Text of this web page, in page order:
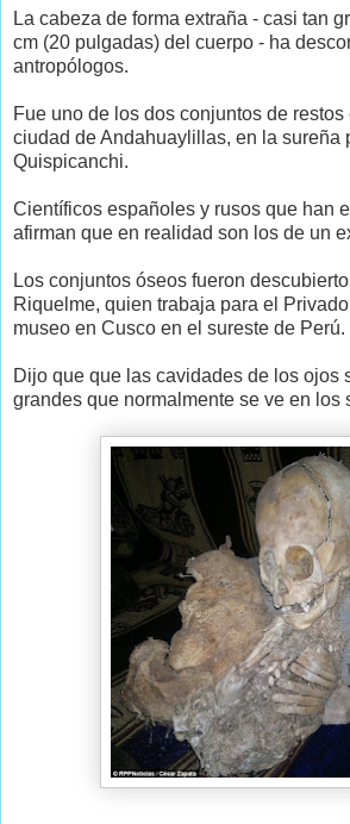
La cabeza de forma extraña - casi tan
cm (20 pulgadas) del cuerpo - ha
antropólogos.
Fue uno de los dos conjuntos de
ciudad de Andahuaylillas, en la sureña
Quispicanchi.
Científicos españoles y rusos que han
afirman que en realidad son los de un
Los conjuntos óseos fueron
Riquelme, quien trabaja para el
museo en Cusco en el sureste de Perú.
Dijo que que las cavidades de los ojos
grandes que normalmente se ve en los